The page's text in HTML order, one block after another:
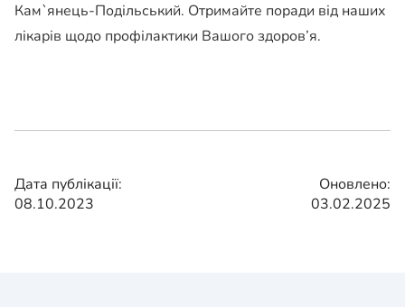
Кам`янець-Подільський. Отримайте поради від наших
лікарів щодо профілактики Вашого здоров’я.
Дата публікації:
08.10.2023
Оновлено:
03.02.2025